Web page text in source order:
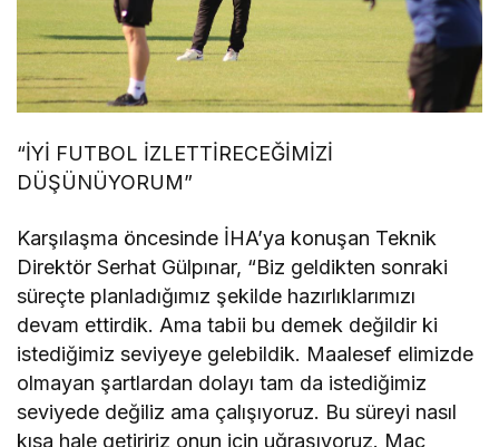
“İYİ FUTBOL İZLETTİRECEĞİMİZİ
DÜŞÜNÜYORUM”
Karşılaşma öncesinde İHA’ya konuşan Teknik
Direktör Serhat Gülpınar, “Biz geldikten sonraki
süreçte planladığımız şekilde hazırlıklarımızı
devam ettirdik. Ama tabii bu demek değildir ki
istediğimiz seviyeye gelebildik. Maalesef elimizde
olmayan şartlardan dolayı tam da istediğimiz
seviyede değiliz ama çalışıyoruz. Bu süreyi nasıl
kısa hale getiririz onun için uğraşıyoruz. Maç